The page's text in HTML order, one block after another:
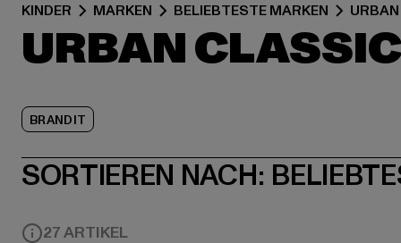
KINDER MARKEN BELIEBTESTE MARKEN
URBAN
BRANDIT
SORTIEREN NACH:
27 ARTIKEL